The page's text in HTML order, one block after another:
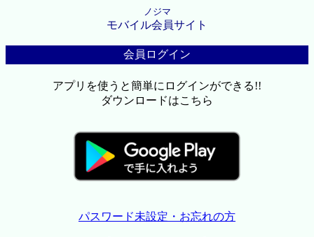
ノジマ
モバイル会員サイト
会員ログイン
アプリを使うと簡単にログインができる!!
ダウンロードはこちら
パスワード未設定・お忘れの方